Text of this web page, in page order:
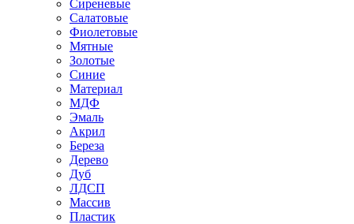
Сиреневые
Салатовые
Фиолетовые
Мятные
Золотые
Синие
Материал
МДФ
Эмаль
Акрил
Береза
Дерево
Дуб
ЛДСП
Массив
Пластик